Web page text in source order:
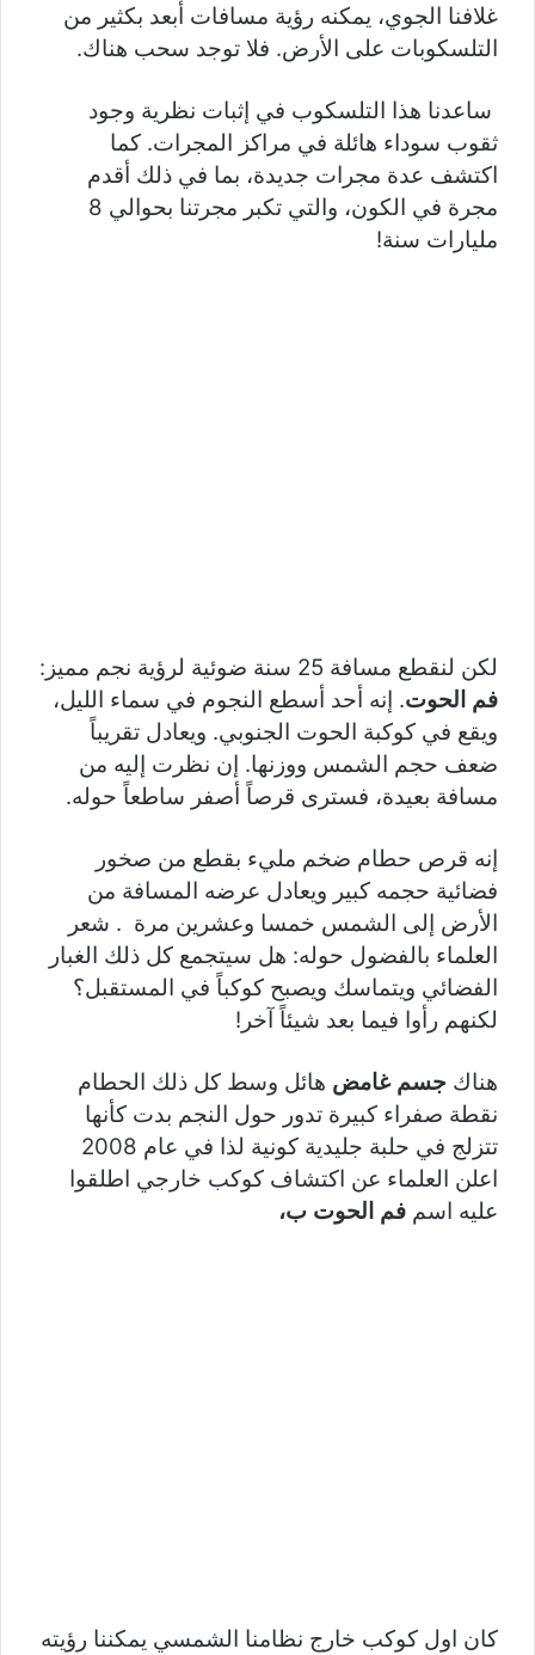
غلافنا الجوي، يمكنه رؤية مسافات أبعد بكثير من
التلسكوبات على الأرض. فلا توجد سحب هناك.
ساعدنا هذا التلسكوب في إثبات نظرية وجود
ثقوب سوداء هائلة في مراكز المجرات. كما
اكتشف عدة مجرات جديدة، بما في ذلك أقدم
مجرة في الكون، والتي تكبر مجرتنا بحوالي 8
مليارات سنة!
لكن لنقطع مسافة 25 سنة ضوئية لرؤية نجم مميز:
فم الحوت. إنه أحد أسطع النجوم في سماء الليل،
ويقع في كوكبة الحوت الجنوبي. ويعادل تقريباً
ضعف حجم الشمس ووزنها. إن نظرت إليه من
مسافة بعيدة، فسترى قرصاً أصفر ساطعاً حوله.
إنه قرص حطام ضخم مليء بقطع من صخور
فضائية حجمه كبير ويعادل عرضه المسافة من
الأرض إلى الشمس خمسا وعشرين مرة . شعر
العلماء بالفضول حوله: هل سيتجمع كل ذلك الغبار
الفضائي ويتماسك ويصبح كوكباً في المستقبل؟
لكنهم رأوا فيما بعد شيئاً آخر!
هناك جسم غامض هائل وسط كل ذلك الحطام
نقطة صفراء كبيرة تدور حول النجم بدت كأنها
تتزلج في حلبة جليدية كونية لذا في عام 2008
اعلن العلماء عن اكتشاف كوكب خارجي اطلقوا
عليه اسم فم الحوت ب،
كان اول كوكب خارج نظامنا الشمسي يمكننا رؤيته